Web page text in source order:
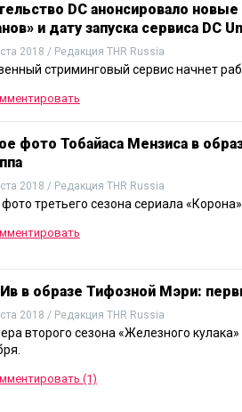
DC анонсировало
и дату запуска сервиса DC
2018 / Редакция THR Russia
стриминговый сервис начнет
фото Тобайаса Мензиса в
2018 / Редакция THR Russia
третьего сезона сериала
в образе Тифозной Мэри:
2018 / Редакция THR Russia
второго сезона «Железного кулака»
(1)